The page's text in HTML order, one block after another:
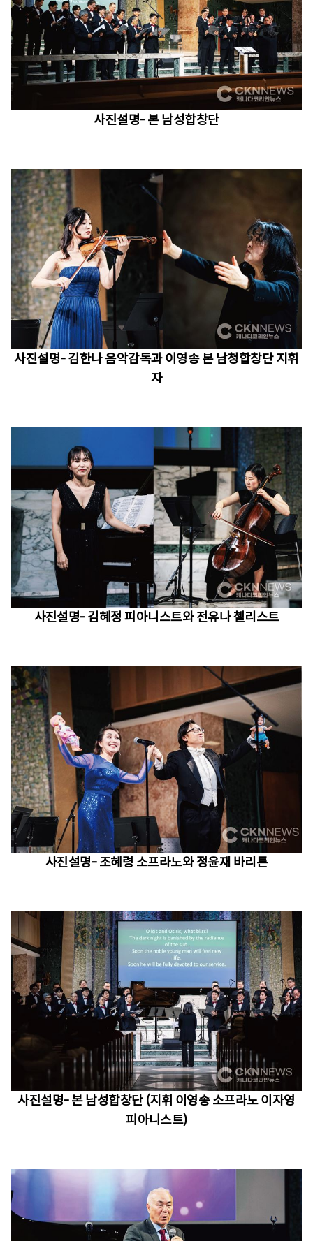
사진설명- 본 남성합창단
사진설명- 김한나 음악감독과 이영송 본 남청합창단 지휘
자
사진설명- 김혜정 피아니스트와 전유나 첼리스트
사진설명- 조혜령 소프라노와 정윤재 바리톤
사진설명-본 남성합창단 (지휘 이영송 소프라노 이자영
피아니스트)